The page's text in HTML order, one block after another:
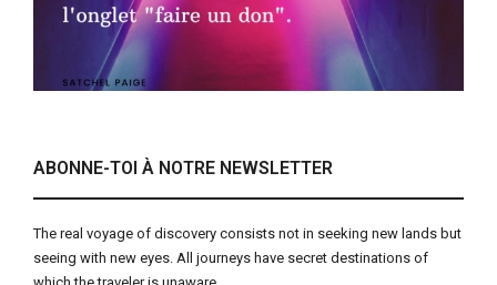
ABONNE-TOI À NOTRE NEWSLETTER
The real voyage of discovery consists not in seeking new lands but
seeing with new eyes. All journeys have secret destinations of